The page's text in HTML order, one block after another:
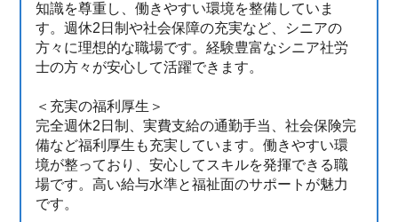
知識を尊重し、働きやすい環境を整備していま
す。週休2日制や社会保障の充実など、シニアの
方々に理想的な職場です。経験豊富なシニア社労
士の方々が安心して活躍できます。
＜充実の福利厚生＞
完全週休2日制、実費支給の通勤手当、社会保険完
備など福利厚生も充実しています。働きやすい環
境が整っており、安心してスキルを発揮できる職
場です。高い給与水準と福祉面のサポートが魅力
です。